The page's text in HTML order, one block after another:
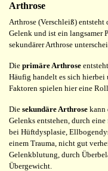
Arthrose
Arthrose (Verschleiß)
Gelenk und ist ein langsamer
sekundärer Arthrose
Die primäre Arthrose
Häufig handelt es sich hierbei
Faktoren spielen hier eine
Die sekundäre Arthrose kann
Gelenks entstehen, durch
bei Hüftdysplasie,
einem Trauma, nicht gut
Gelenkblutung, durch
Übergewicht.